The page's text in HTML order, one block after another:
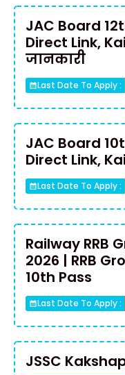
JAC Board
Direct Link,
जानकारी
Last Date To Apply :
JAC Board
Direct Link,
Last Date To Apply :
Railway RRB
2026 | RRB
10th Pass
Last Date To Apply :
JSSC